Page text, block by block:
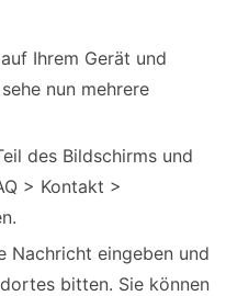
Ihrem Gerät und
nun mehrere
des Bildschirms und
> Kontakt >
Nachricht eingeben und
bitten. Sie können